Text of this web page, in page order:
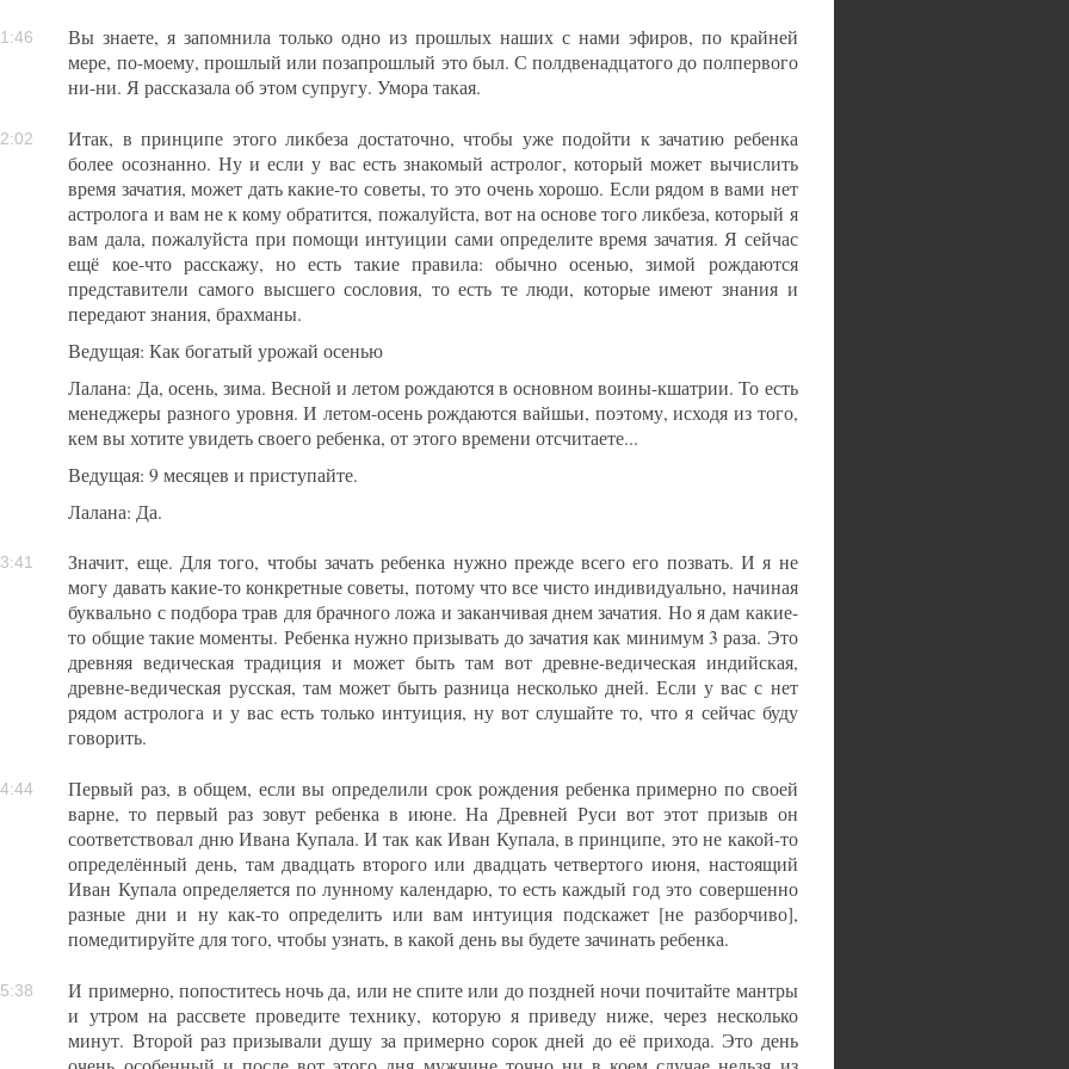
Вы знаете, я запомнила только одно из прошлых наших с нами эфиров, по крайней
мере, по-моему, прошлый или позапрошлый это был. С полдвенадцатого до полпервого
ни-ни. Я рассказала об этом супругу. Умора такая.
Итак, в принципе этого ликбеза достаточно, чтобы уже подойти к зачатию ребенка
более осознанно. Ну и если у вас есть знакомый астролог, который может вычислить
время зачатия, может дать какие-то советы, то это очень хорошо. Если рядом в вами нет
астролога и вам не к кому обратится, пожалуйста, вот на основе того ликбеза, который я
вам дала, пожалуйста при помощи интуиции сами определите время зачатия. Я сейчас
ещё кое-что расскажу, но есть такие правила: обычно осенью, зимой рождаются
представители самого высшего сословия, то есть те люди, которые имеют знания и
передают знания, брахманы.
Ведущая: Как богатый урожай осенью
Лалана: Да, осень, зима. Весной и летом рождаются в основном воины-кшатрии. То есть
менеджеры разного уровня. И летом-осень рождаются вайшьи, поэтому, исходя из того,
кем вы хотите увидеть своего ребенка, от этого времени отсчитаете...
Ведущая: 9 месяцев и приступайте.
Лалана: Да.
Значит, еще. Для того, чтобы зачать ребенка нужно прежде всего его позвать. И я не
могу давать какие-то конкретные советы, потому что все чисто индивидуально, начиная
буквально с подбора трав для брачного ложа и заканчивая днем зачатия. Но я дам какие-
то общие такие моменты. Ребенка нужно призывать до зачатия как минимум 3 раза. Это
древняя ведическая традиция и может быть там вот древне-ведическая индийская,
древне-ведическая русская, там может быть разница несколько дней. Если у вас с нет
рядом астролога и у вас есть только интуиция, ну вот слушайте то, что я сейчас буду
говорить.
Первый раз, в общем, если вы определили срок рождения ребенка примерно по своей
варне, то первый раз зовут ребенка в июне. На Древней Руси вот этот призыв он
соответствовал дню Ивана Купала. И так как Иван Купала, в принципе, это не какой-то
определённый день, там двадцать второго или двадцать четвертого июня, настоящий
Иван Купала определяется по лунному календарю, то есть каждый год это совершенно
разные дни и ну как-то определить или вам интуиция подскажет [не разборчиво],
помедитируйте для того, чтобы узнать, в какой день вы будете зачинать ребенка.
И примерно, попоститесь ночь да, или не спите или до поздней ночи почитайте мантры
и утром на рассвете проведите технику, которую я приведу ниже, через несколько
минут. Второй раз призывали душу за примерно сорок дней до её прихода. Это день